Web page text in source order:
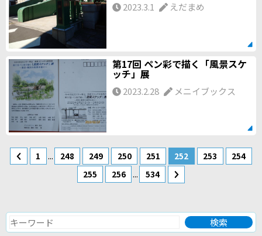
2023.3.1 えだまめ
第17回 ペン彩で描く「風景スケ
ッチ」展
2023.2.28 メニイブックス
1 ... 248 249 250 251 252 253
254
255
256 ... 534